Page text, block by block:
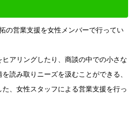
の営業支援を女性メンバーで行ってい
アリングしたり、商談の中での小さな
読み取りニーズを汲むことができる、
、女性スタッフによる営業支援を行っ